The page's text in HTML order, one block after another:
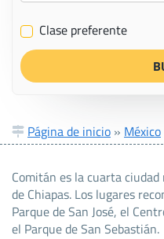
✔ Clase preferente
Página de inicio » México
Comitán es la cuarta
de Chiapas. Los lugares
Parque de San José, el
el Parque de San Sebastián.